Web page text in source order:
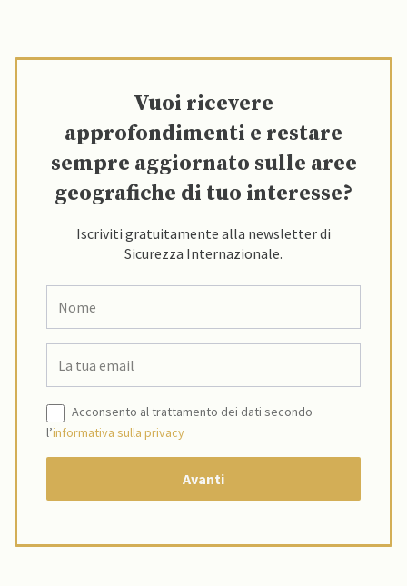
Vuoi ricevere
approfondimenti e restare
sempre aggiornato sulle aree
geografiche di tuo interesse?
Iscriviti gratuitamente alla newsletter di
Sicurezza Internazionale.
Acconsento al trattamento dei dati secondo
l’informativa sulla privacy